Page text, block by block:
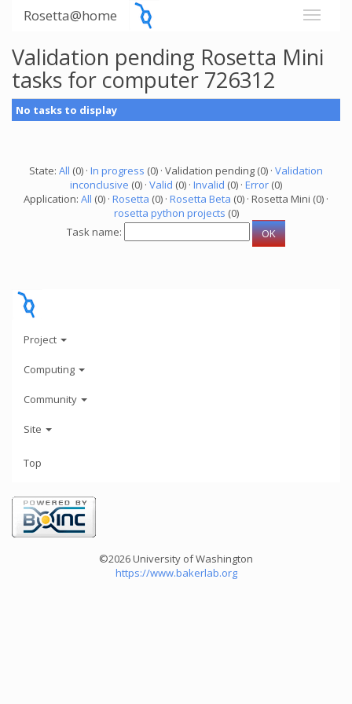
Rosetta@home
Validation pending Rosetta Mini
tasks for computer 726312
No tasks to display
State: All (0) · In progress (0) · Validation pending (0) · Validation
inconclusive (0) · Valid (0) · Invalid (0) · Error (0)
Application: All (0) · Rosetta (0) · Rosetta Beta (0) · Rosetta Mini (0) ·
rosetta python projects (0)
Task name:
Project
Computing
Community
Site
Top
©2026 University of Washington
https://www.bakerlab.org